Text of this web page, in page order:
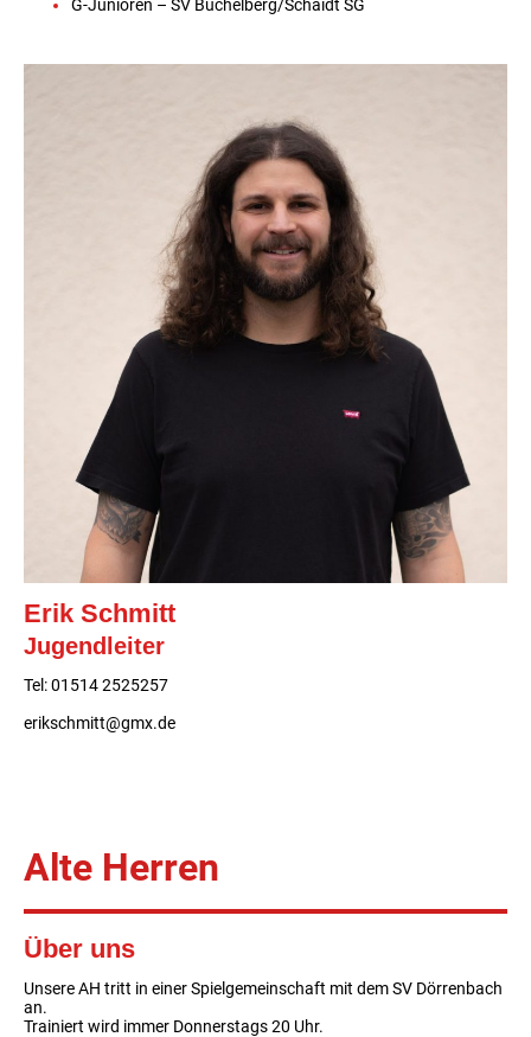
G-Junioren – SV Büchelberg/Schaidt SG
Erik Schmitt
Jugendleiter
Tel: 01514 2525257
erikschmitt@gmx.de
Alte Herren
Über uns
Unsere AH tritt in einer Spielgemeinschaft mit dem SV Dörrenbach
an.
Trainiert wird immer Donnerstags 20 Uhr.